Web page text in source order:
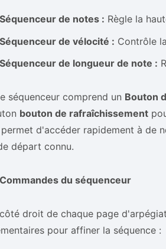
Séquenceur de notes : Règle la
Séquenceur de vélocité : Contrôle
Séquenceur de longueur de note :
séquenceur comprend un Bouton
bouton de rafraîchissement
d'accéder rapidement à de
départ connu.
Commandes du séquenceur
droit de chaque page
pour affiner la séquence :